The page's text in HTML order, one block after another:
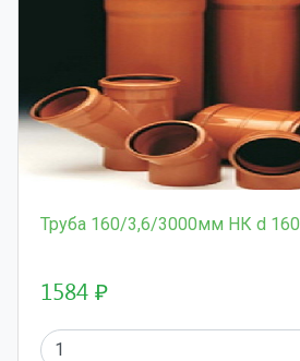
Труба 160/3,6/3000мм НК d 160
1584 ₽